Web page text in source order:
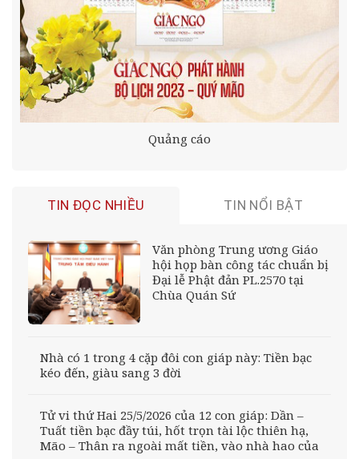
Quảng cáo
TIN ĐỌC NHIỀU TIN NỔI BẬT
Văn phòng Trung ương Giáo
hội họp bàn công tác chuẩn bị
Đại lễ Phật đản PL.2570 tại
Chùa Quán Sứ
Nhà có 1 trong 4 cặp đôi con giáp này: Tiền bạc
kéo đến, giàu sang 3 đời
Tử vi thứ Hai 25/5/2026 của 12 con giáp: Dần –
Tuất tiền bạc đầy túi, hốt trọn tài lộc thiên hạ,
Mão – Thân ra ngoài mất tiền, vào nhà hao của